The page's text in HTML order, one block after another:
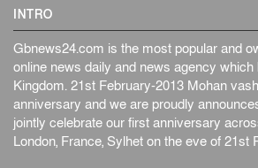
INTRO
Gbnews24.com is the most popular and
online news daily and news agency
Kingdom. 21st February-2013 Mohan
anniversary and we are proudly
jointly celebrate our first anniversary
London, France, Sylhet on the eve of 21st